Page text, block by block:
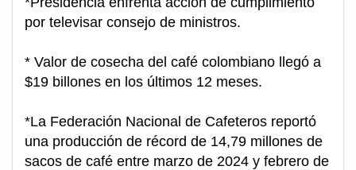
por televisar consejo de ministros.
* Valor de cosecha del café colombiano llegó a
$19 billones en los últimos 12 meses.
*La Federación Nacional de Cafeteros reportó
una producción de récord de 14,79 millones de
sacos de café entre marzo de 2024 y febrero de